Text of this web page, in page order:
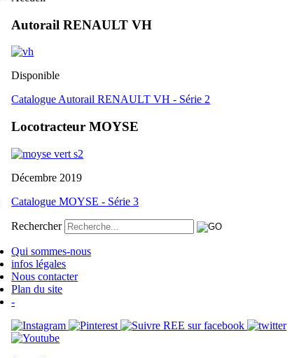
Autorail RENAULT VH
Disponible
Catalogue Autorail RENAULT VH - Série 2
Locotracteur MOYSE
Décembre 2019
Catalogue MOYSE - Série 3
Rechercher
Qui sommes-nous
infos légales
Nous contacter
Plan du site
-